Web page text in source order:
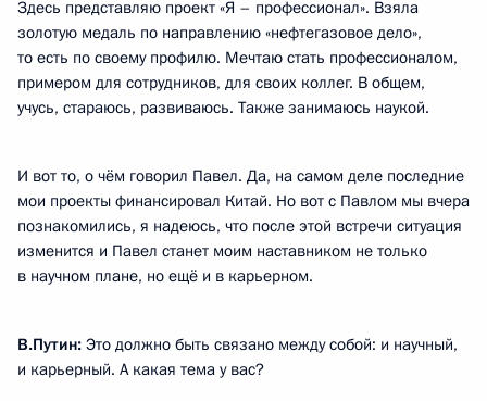
Здесь представляю проект «Я – профессионал». Взяла
золотую медаль по направлению «нефтегазовое дело»,
то есть по своему профилю. Мечтаю стать профессионалом,
примером для сотрудников, для своих коллег. В общем,
учусь, стараюсь, развиваюсь. Также занимаюсь наукой.
И вот то, о чём говорил Павел. Да, на самом деле последние
мои проекты финансировал Китай. Но вот с Павлом мы вчера
познакомились, я надеюсь, что после этой встречи ситуация
изменится и Павел станет моим наставником не только
в научном плане, но ещё и в карьерном.
В.Путин: Это должно быть связано между собой: и научный,
и карьерный. А какая тема у вас?